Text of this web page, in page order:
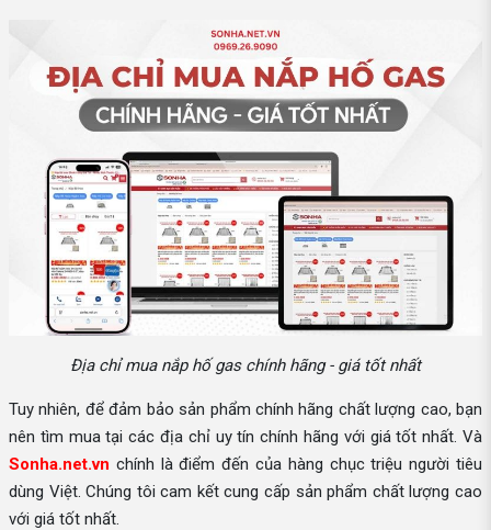
Địa chỉ mua nắp hố gas chính hãng - giá tốt nhất
Tuy nhiên, để đảm bảo sản phẩm chính hãng chất lượng cao, bạn
nên tìm mua tại các địa chỉ uy tín chính hãng với giá tốt nhất. Và
Sonha.net.vn chính là điểm đến của hàng chục triệu người tiêu
dùng Việt. Chúng tôi cam kết cung cấp sản phẩm chất lượng cao
với giá tốt nhất.